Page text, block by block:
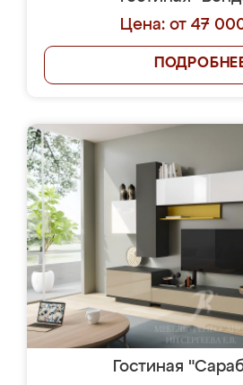
Цена: от 47
Гостиная